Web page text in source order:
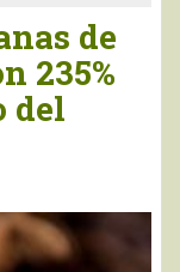
de
235%
del